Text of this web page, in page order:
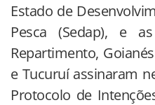
Estado de
Pesca (Sedap), e
Repartimento,
e Tucuruí assinaram
Protocolo de